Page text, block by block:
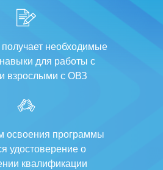
необходимые
для работы с
взрослыми с ОВЗ
освоения программы
удостоверение о
квалификации